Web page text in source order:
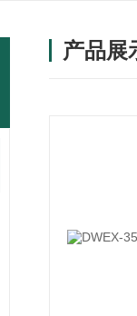
产品展